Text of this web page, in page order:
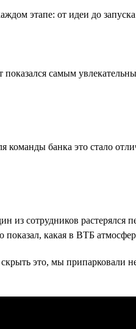
этапе: от идеи до
самым
команды банка это стало
сотрудников растерялся
показал, какая в ВТБ
это, мы припарковали